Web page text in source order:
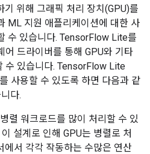
위해 그래픽 처리 장치(GPU)를
ML 지원 애플리케이션에 대한 사
수 있습니다. TensorFlow Lite를
어 드라이버를 통해 GPU와 기타
수 있습니다. TensorFlow Lite
사용할 수 있도록 하면 다음과 같
다.
렬 워크로드를 많이 처리할 수 있
설계로 인해 GPU는 병렬로 처
에서 각각 작동하는 수많은 연산